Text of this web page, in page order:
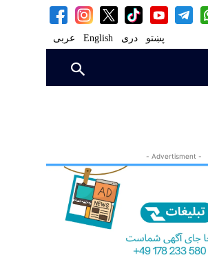
پښتو دری English عربی
- Advertisment -